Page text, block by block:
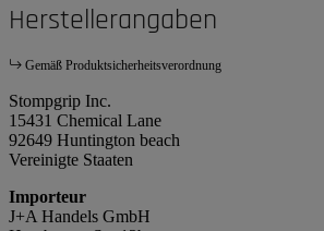
Herstellerangaben
Gemäß Produktsicherheitsverordnung
Stompgrip Inc.
15431 Chemical Lane
92649 Huntington beach
Vereinigte Staaten
Importeur
J+A Handels GmbH